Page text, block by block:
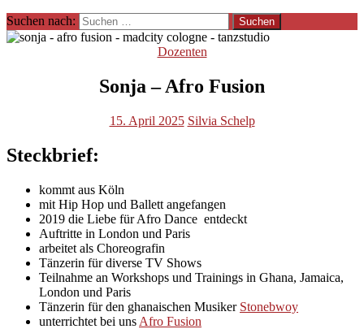
Suchen nach:
Dozenten
Sonja – Afro Fusion
15. April 2025 Silvia Schelp
Steckbrief:
kommt aus Köln
mit Hip Hop und Ballett angefangen
2019 die Liebe für Afro Dance entdeckt
Auftritte in London und Paris
arbeitet als Choreografin
Tänzerin für diverse TV Shows
Teilnahme an Workshops und Trainings in Ghana, Jamaica,
London und Paris
Tänzerin für den ghanaischen Musiker Stonebwoy
unterrichtet bei uns Afro Fusion